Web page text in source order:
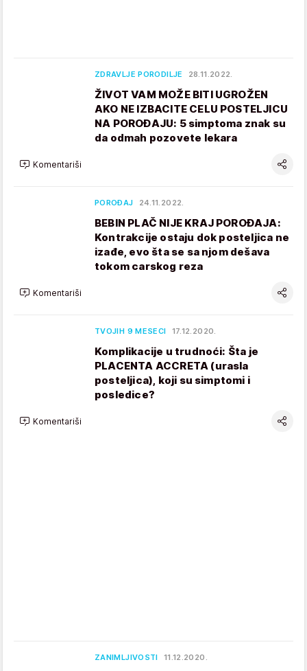
ZDRAVLJE PORODILJE 28.11.2022.
ŽIVOT VAM MOŽE BITI UGROŽEN
AKO NE IZBACITE CELU POSTELJICU
NA POROĐAJU: 5 simptoma znak su
da odmah pozovete lekara
Komentariši
POROĐAJ 24.11.2022.
BEBIN PLAČ NIJE KRAJ POROĐAJA:
Kontrakcije ostaju dok posteljica ne
izađe, evo šta se sa njom dešava
tokom carskog reza
Komentariši
TVOJIH 9 MESECI 17.12.2020.
Komplikacije u trudnoći: Šta je
PLACENTA ACCRETA (urasla
posteljica), koji su simptomi i
posledice?
Komentariši
ZANIMLJIVOSTI 11.12.2020.